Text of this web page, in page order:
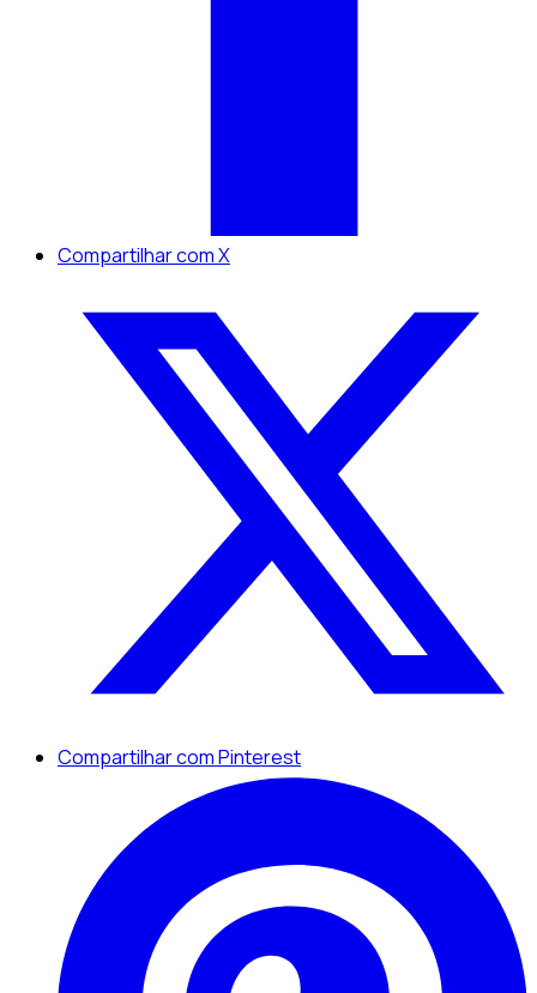
Compartilhar com X
Compartilhar com Pinterest